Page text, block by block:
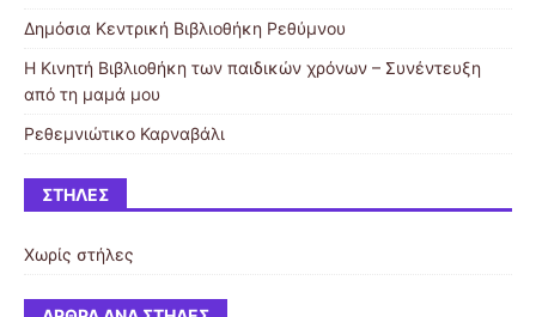
Δημόσια Κεντρική Βιβλιοθήκη Ρεθύμνου
Η Κινητή Βιβλιοθήκη των παιδικών χρόνων – Συνέντευξη
από τη μαμά μου
Ρεθεμνιώτικο Καρναβάλι
ΣΤΉΛΕΣ
Χωρίς στήλες